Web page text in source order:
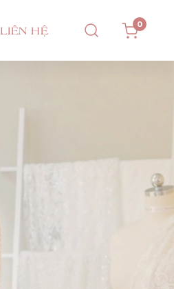
LIÊN HỆ 0